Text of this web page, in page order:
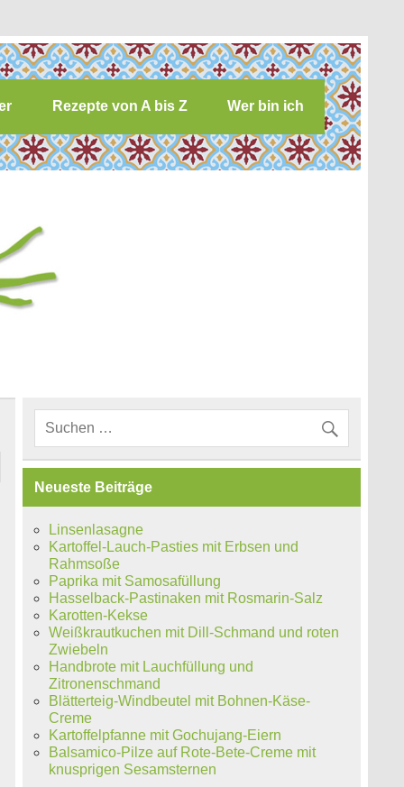
Rezepte von A bis Z Wer bin ich
Neueste Beiträge
Linsenlasagne
Kartoffel-Lauch-Pasties mit Erbsen und
Rahmsoße
Paprika mit Samosafüllung
Hasselback-Pastinaken mit Rosmarin-Salz
Karotten-Kekse
Weißkrautkuchen mit Dill-Schmand und roten
Zwiebeln
Handbrote mit Lauchfüllung und
Zitronenschmand
Blätterteig-Windbeutel mit Bohnen-Käse-
Creme
Kartoffelpfanne mit Gochujang-Eiern
Balsamico-Pilze auf Rote-Bete-Creme mit
knusprigen Sesamsternen